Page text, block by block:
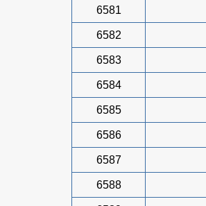
6581
6582
6583
6584
6585
6586
6587
6588